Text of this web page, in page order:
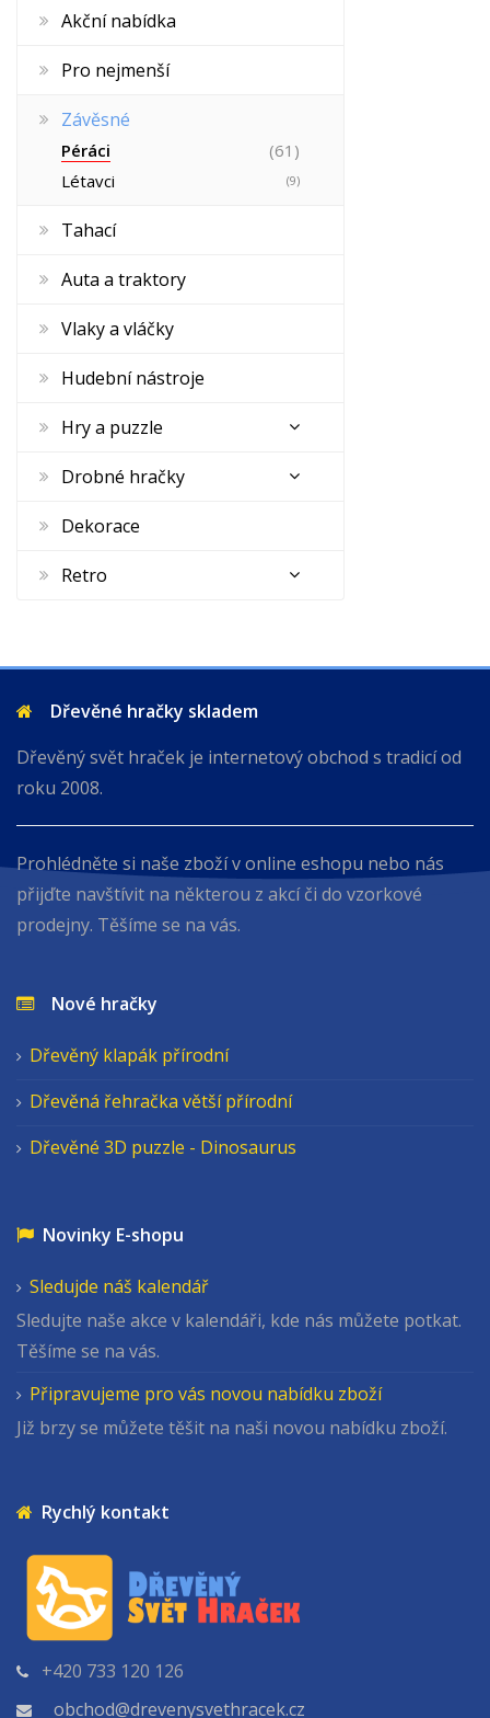
Akční nabídka
Pro nejmenší
Závěsné
Péráci
(61)
Létavci
(9)
Tahací
Auta a traktory
Vlaky a vláčky
Hudební nástroje
Hry a puzzle
Drobné hračky
Dekorace
Retro
Dřevěné hračky skladem
Dřevěný svět hraček je internetový obchod s tradicí od
roku 2008.
Prohlédněte si naše zboží v online eshopu nebo nás
přijďte navštívit na některou z akcí či do vzorkové
prodejny. Těšíme se na vás.
Nové hračky
Dřevěný klapák přírodní
Dřevěná řehračka větší přírodní
Dřevěné 3D puzzle - Dinosaurus
Novinky E-shopu
Sledujde náš kalendář
Sledujte naše akce v kalendáři, kde nás můžete potkat.
Těšíme se na vás.
Připravujeme pro vás novou nabídku zboží
Již brzy se můžete těšit na naši novou nabídku zboží.
Rychlý kontakt
+420 733 120 126
obchod@drevenysvethracek.cz